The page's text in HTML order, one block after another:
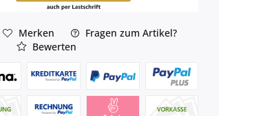
Merken
Fragen zum Artikel?
Bewerten